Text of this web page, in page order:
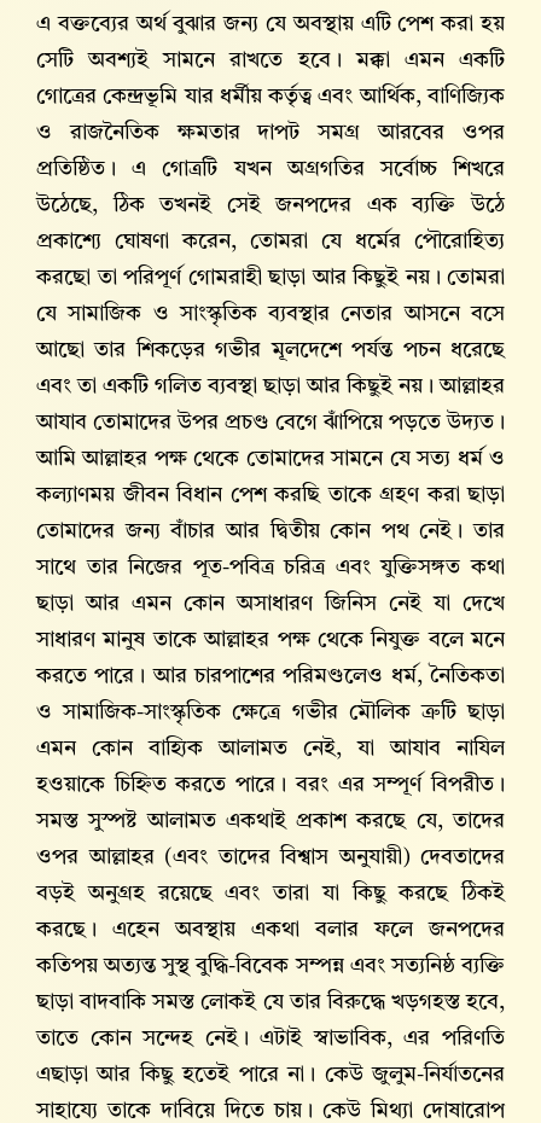
এ বক্তব্যের অর্থ বুঝার জন্য যে অবস্থায় এটি পেশ করা হয়
সেটি অবশ্যই সামনে রাখতে হবে। মক্কা এমন একটি
গোত্রের কেন্দ্রভূমি যার ধর্মীয় কর্তৃত্ব এবং আর্থিক, বাণিজ্যিক
ও রাজনৈতিক ক্ষমতার দাপট সমগ্র আরবের ওপর
প্রতিষ্ঠিত। এ গোত্রটি যখন অগ্রগতির সর্বোচ্চ শিখরে
উঠেছে, ঠিক তখনই সেই জনপদের এক ব্যক্তি উঠে
প্রকাশ্যে ঘোষণা করেন, তোমরা যে ধর্মের পৌরোহিত্য
করছো তা পরিপূর্ণ গোমরাহী ছাড়া আর কিছুই নয়। তোমরা
যে সামাজিক ও সাংস্কৃতিক ব্যবস্থার নেতার আসনে বসে
আছো তার শিকড়ের গভীর মূলদেশে পর্যন্ত পচন ধরেছে
এবং তা একটি গলিত ব্যবস্থা ছাড়া আর কিছুই নয়। আল্লাহর
আযাব তোমাদের উপর প্রচণ্ড বেগে ঝাঁপিয়ে পড়তে উদ্যত।
আমি আল্লাহর পক্ষ থেকে তোমাদের সামনে যে সত্য ধর্ম ও
কল্যাণময় জীবন বিধান পেশ করছি তাকে গ্রহণ করা ছাড়া
তোমাদের জন্য বাঁচার আর দ্বিতীয় কোন পথ নেই। তার
সাথে তার নিজের পূত-পবিত্র চরিত্র এবং যুক্তিসঙ্গত কথা
ছাড়া আর এমন কোন অসাধারণ জিনিস নেই যা দেখে
সাধারণ মানুষ তাকে আল্লাহর পক্ষ থেকে নিযুক্ত বলে মনে
করতে পারে। আর চারপাশের পরিমণ্ডলেও ধর্ম, নৈতিকতা
ও সামাজিক-সাংস্কৃতিক ক্ষেত্রে গভীর মৌলিক ত্রুটি ছাড়া
এমন কোন বাহ্যিক আলামত নেই, যা আযাব নাযিল
হওয়াকে চিহ্নিত করতে পারে। বরং এর সম্পূর্ণ বিপরীত।
সমস্ত সুস্পষ্ট আলামত একথাই প্রকাশ করছে যে, তাদের
ওপর আল্লাহর (এবং তাদের বিশ্বাস অনুযায়ী) দেবতাদের
বড়ই অনুগ্রহ রয়েছে এবং তারা যা কিছু করছে ঠিকই
করছে। এহেন অবস্থায় একথা বলার ফলে জনপদের
কতিপয় অত্যন্ত সুস্থ বুদ্ধি-বিবেক সম্পন্ন এবং সত্যনিষ্ঠ ব্যক্তি
ছাড়া বাদবাকি সমস্ত লোকই যে তার বিরুদ্ধে খড়গহস্ত হবে,
তাতে কোন সন্দেহ নেই। এটাই স্বাভাবিক, এর পরিণতি
এছাড়া আর কিছু হতেই পারে না। কেউ জুলুম-নির্যাতনের
সাহায্যে তাকে দাবিয়ে দিতে চায়। কেউ মিথ্যা দোষারোপ